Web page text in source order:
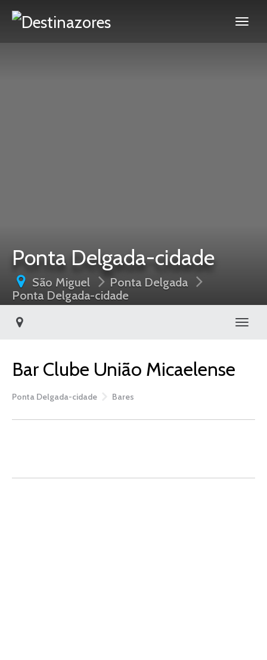
Ponta Delgada-cidade
São Miguel
Ponta Delgada
Ponta Delgada-cidade
Bar Clube União Micaelense
Ponta Delgada-cidade Bares